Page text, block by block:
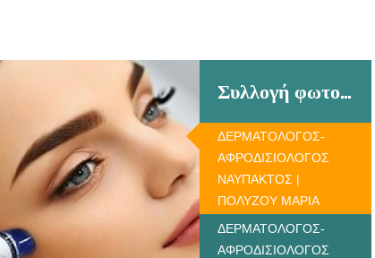
Συλλογή φωτογραφιών
ΔΕΡΜΑΤΟΛΟΓΟΣ-
ΑΦΡΟΔΙΣΙΟΛΟΓΟΣ
ΝΑΥΠΑΚΤΟΣ |
ΠΟΛΥΖΟΥ ΜΑΡΙΑ
ΔΕΡΜΑΤΟΛΟΓΟΣ-
ΑΦΡΟΔΙΣΙΟΛΟΓΟΣ